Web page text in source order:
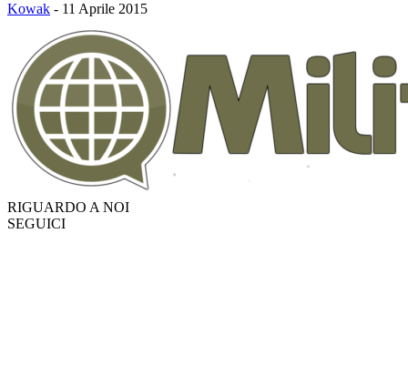
Kowak - 11 Aprile 2015
RIGUARDO A NOI
SEGUICI